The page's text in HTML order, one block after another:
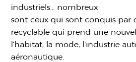
industriels… nombreux
sont ceux qui sont conquis par
recyclable qui prend une
l’habitat, la mode, l’industrie
aéronautique.